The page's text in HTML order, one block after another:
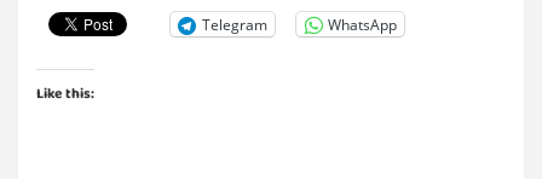
Telegram WhatsApp
Like this: